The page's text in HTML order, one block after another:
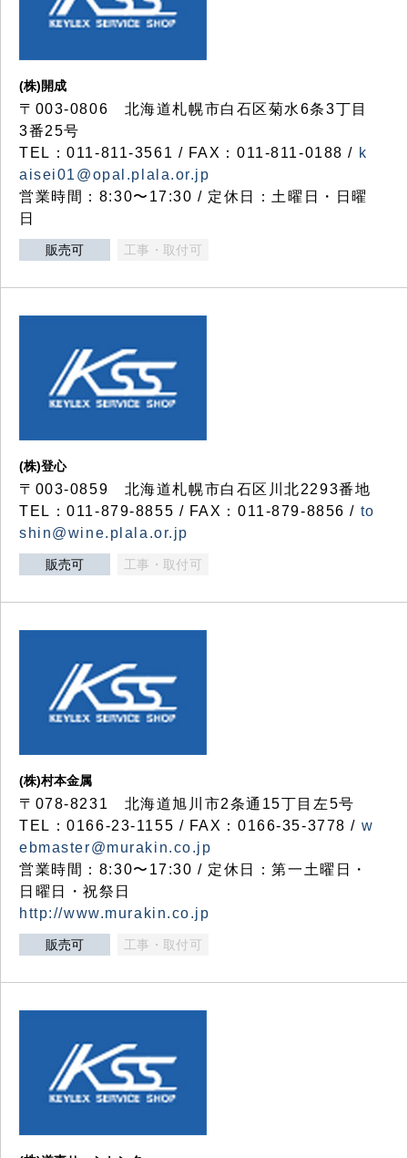
(株)開成
〒003-0806 北海道札幌市白石区菊水6条3丁目
3番25号
TEL：011-811-3561 / FAX：011-811-0188 / k
aisei01@opal.plala.or.jp
営業時間：8:30〜17:30 / 定休日：土曜日・日曜
日
販売可 工事・取付可
(株)登心
〒003-0859 北海道札幌市白石区川北2293番地
TEL：011-879-8855 / FAX：011-879-8856 / to
shin@wine.plala.or.jp
販売可 工事・取付可
(株)村本金属
〒078-8231 北海道旭川市2条通15丁目左5号
TEL：0166-23-1155 / FAX：0166-35-3778 / w
ebmaster@murakin.co.jp
営業時間：8:30〜17:30 / 定休日：第一土曜日・
日曜日・祝祭日
http://www.murakin.co.jp
販売可 工事・取付可